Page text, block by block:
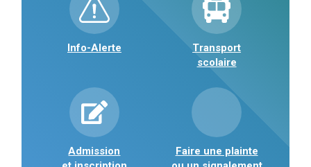
Info-Alerte
Transport
scolaire
Admission
Faire une plainte